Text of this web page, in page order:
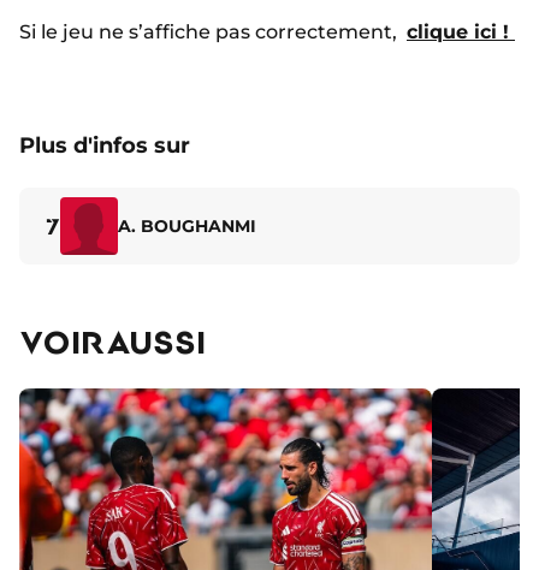
Si le jeu ne s’affiche pas correctement, clique ici !
Plus d'infos sur
7 A. BOUGHANMI
VOIR AUSSI